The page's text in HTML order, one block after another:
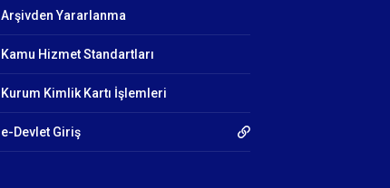
Arşivden Yararlanma
Kamu Hizmet Standartları
Kurum Kimlik Kartı İşlemleri
e-Devlet Giriş